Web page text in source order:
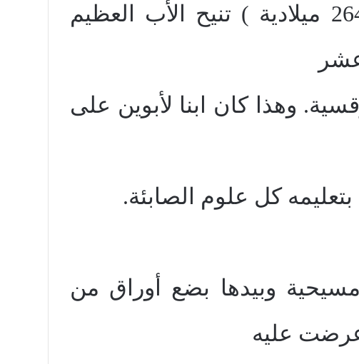
اليوم. ( 8 مارس سنة 264 ميلادية ) تنيح الأب العظيم
وهذا كان ابنا لأبوين على
كل علوم الصابئة.
وبيدها بضع أوراق من
عليه